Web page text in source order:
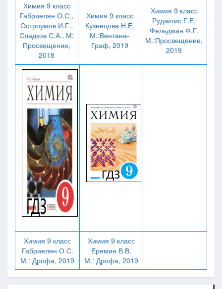
Химия 9 класс
Габриелян О.С.,
Остроумов И.Г.,
Сладков С.А., М:
Просвещение,
2018
Химия 9 класс
Кузнецова Н.Е.
М.:Вентана-
Граф, 2019
Химия 9 класс
Рудзитис Г.Е.
Фельдман Ф.Г.
М.:Просвещение,
2019
Химия 9 класс
Габриелян О.С.
М.: Дрофа, 2019
Химия 9 класс
Еремин В.В.
М.: Дрофа, 2019